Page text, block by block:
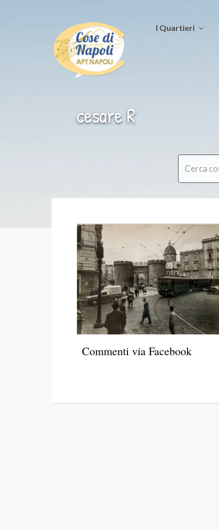
I Quartieri
cesare R
Commenti via Facebook